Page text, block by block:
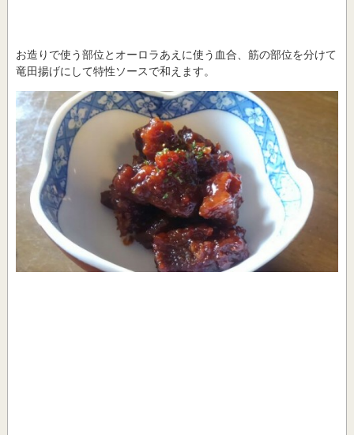
お造りで使う部位とオーロラあえに使う血合、筋の部位を分けて
竜田揚げにして特性ソースで和えます。